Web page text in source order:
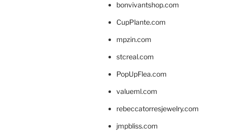
bonvivantshop.com
CupPlante.com
mpzin.com
stcreal.com
PopUpFlea.com
valueml.com
rebeccatorresjewelry.com
jmpbliss.com